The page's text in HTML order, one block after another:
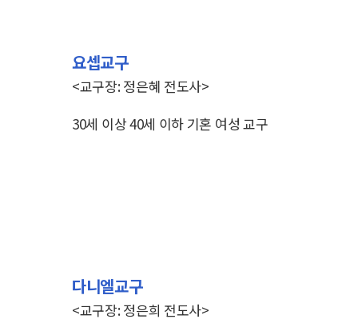
요셉교구
<교구장: 정은혜 전도사>
30세 이상 40세 이하 기혼 여성 교구
다니엘교구
<교구장: 정은희 전도사>